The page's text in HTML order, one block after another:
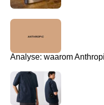
Analyse: waarom